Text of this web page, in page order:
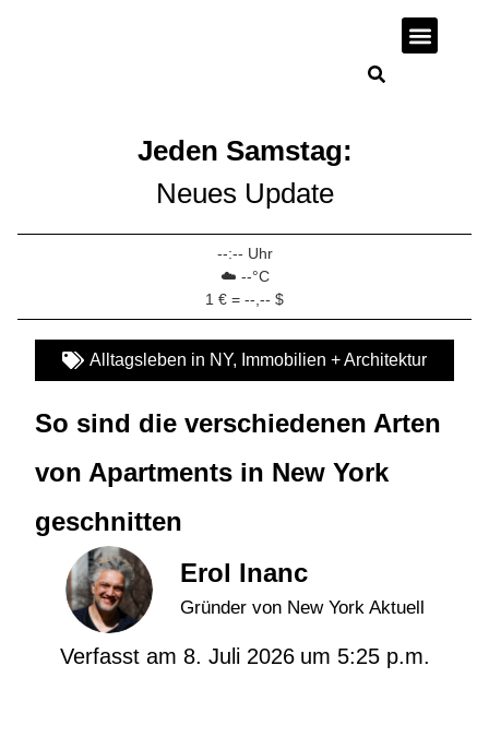
Jeden Samstag:
Neues Update
--:-- Uhr
☁️ --°C
1 € = --,-- $
Alltagsleben in NY, Immobilien + Architektur
So sind die verschiedenen Arten
von Apartments in New York
geschnitten
Erol Inanc
Gründer von New York Aktuell
Verfasst am 8. Juli 2026 um 5:25 p.m.